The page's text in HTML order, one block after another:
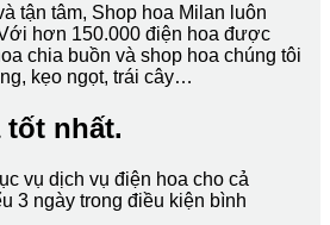
tận tâm, Shop hoa Milan luôn
hơn 150.000 điện hoa được
chia buồn và shop hoa chúng tôi
kẹo ngọt, trái cây…
nhất.
vụ dịch vụ điện hoa cho cả
3 ngày trong điều kiện bình